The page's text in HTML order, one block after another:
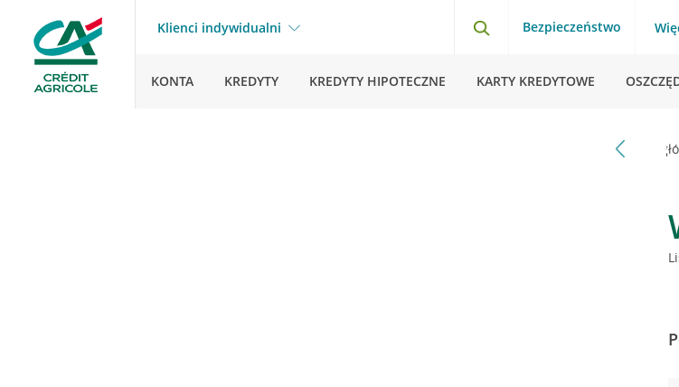
Klienci indywidualni Bezpieczeństwo
KONTA KREDYTY KREDYTY HIPOTECZNE KARTY KREDYTOWE
Strona